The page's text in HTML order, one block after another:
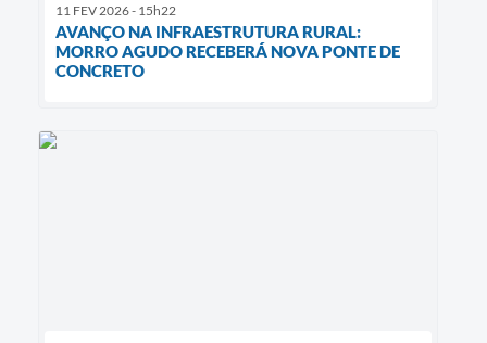
11 FEV 2026 - 15h22
AVANÇO NA INFRAESTRUTURA RURAL:
MORRO AGUDO RECEBERÁ NOVA PONTE DE
CONCRETO